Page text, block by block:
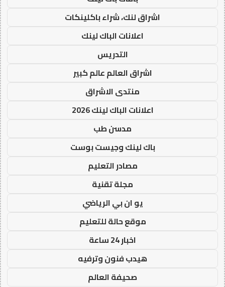
اشراق لنك، شراء باكلينكات
اعلانات الباك لينك
التدريس
اشراق العالم عالم كبير
منتدى الاشراق
اعلانات الباك لينك 2026
مدسن طب
باك لينك وجيست بوست
مصادر التعليم
مجلة تقنية
يو ان بي الرياضي
موقع حالة للتعليم
اخبار 24 ساعة
هيدب فنون وترفيه
صحيفة العالم